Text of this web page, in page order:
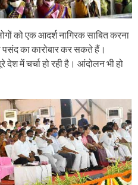
को एक आदर्श नागिरक साबित करना
का कारोबार कर सकते हैं।
में चर्चा हो रही है। आंदोलन भी हो